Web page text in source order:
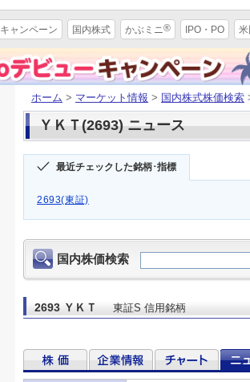
キャンペーン 国内株式 かぶミニ® IPO・PO
ホーム > マーケット情報 > 国内株式株価検索
ＹＫＴ(2693) ニュース
最近チェックした銘柄･指標
2693(東証)